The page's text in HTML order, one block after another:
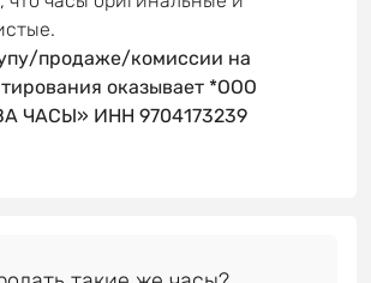
продаже/комиссии на
оказывает *ООО
ЧАСЫ» ИНН 9704173239